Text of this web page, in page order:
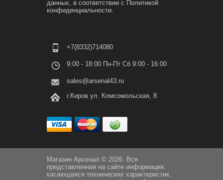
данных, в соответствии с Политикой
конфиденциальности.
+7(8332)714080
9:00 - 18:00 Пн-Пт Сб 9:00 - 16:00
sales@arsenal43.ru
г.Киров ул. Комсомольская, 8
Магазин Арсенал © 2026. Вся
представленная на сайте информация,
касающаяся технических характеристик,